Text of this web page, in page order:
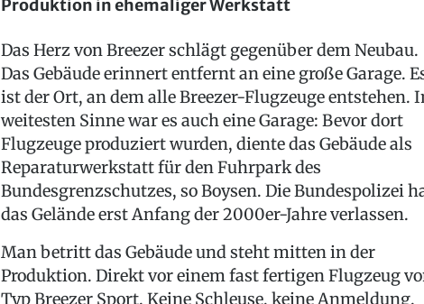
Produktion in ehemaliger Werkstatt
Das Herz von Breezer schlägt gegenüber dem Neubau.
Das Gebäude erinnert entfernt an eine große Garage.
ist der Ort, an dem alle Breezer-Flugzeuge entstehen.
weitesten Sinne war es auch eine Garage: Bevor dort
Flugzeuge produziert wurden, diente das Gebäude als
Reparaturwerkstatt für den Fuhrpark des
Bundesgrenzschutzes, so Boysen. Die Bundespolizei
das Gelände erst Anfang der 2000er-Jahre verlassen.
Man betritt das Gebäude und steht mitten in der
Produktion. Direkt vor einem fast fertigen Flugzeug
Typ Breezer Sport. Keine Schleuse, keine Anmeldung.